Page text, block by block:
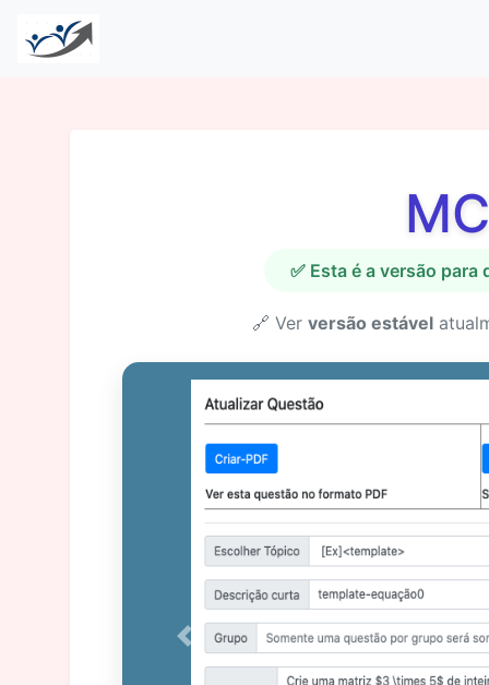
✅ Esta é a versão
🔗 Ver versão estável
Previous